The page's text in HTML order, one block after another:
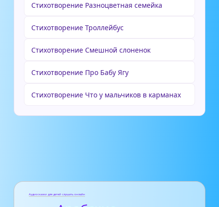
Стихотворение Разноцветная семейка
Стихотворение Троллейбус
Стихотворение Смешной слоненок
Стихотворение Про Бабу Ягу
Стихотворение Что у мальчиков в карманах
Аудиосказки для детей слушать онлайн